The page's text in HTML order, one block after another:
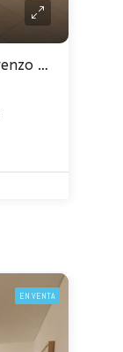
Venta 3 Dormitorios – San Lorenzo 1700
EN VENTA